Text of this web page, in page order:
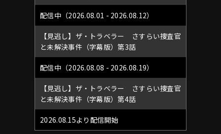
配信中（2026.08.01 - 2026.08.12）
【見逃し】ザ・トラベラー さすらい捜査官
と未解決事件（字幕版）第3話
配信中（2026.08.08 - 2026.08.19）
【見逃し】ザ・トラベラー さすらい捜査官
と未解決事件（字幕版）第4話
2026.08.15より配信開始